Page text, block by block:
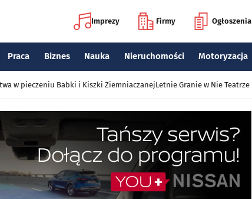
Imprezy Firmy Ogłoszenia
Praca Biznes Nauka Nieruchomości Motoryzacja
w pieczeniu Babki i Kiszki ZiemniaczanejLetnie Granie w Nie Teatrze